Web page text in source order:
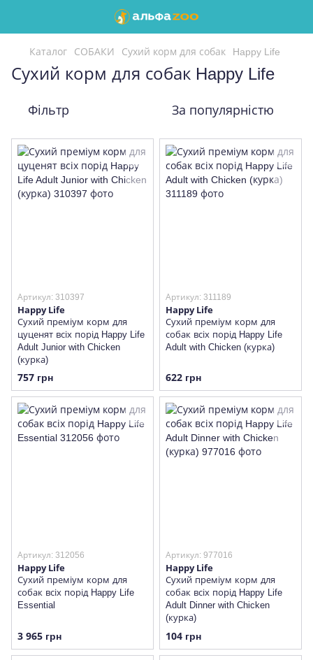
Каталог СОБАКИ Сухий корм для собак Happy Life
Сухий корм для собак Happy Life
Фільтр За популярністю
Артикул: 310397
Happy Life
Сухий преміум корм для
цуценят всіх порід Happy Life
Adult Junior with Chicken
(курка)
757 грн
Артикул: 311189
Happy Life
Сухий преміум корм для
собак всіх порід Happy Life
Adult with Chicken (курка)
622 грн
Артикул: 312056
Happy Life
Сухий преміум корм для
собак всіх порід Happy Life
Essential
3 965 грн
Артикул: 977016
Happy Life
Сухий преміум корм для
собак всіх порід Happy Life
Adult Dinner with Chicken
(курка)
104 грн